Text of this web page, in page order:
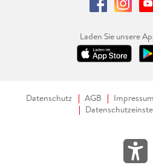
Laden Sie unsere
Datenschutz AGB Impressum